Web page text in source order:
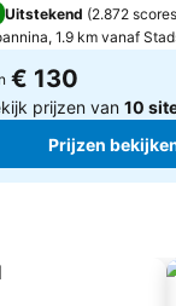
Uitstekend (2.872 scores
1.9 km vanaf
€ 130
prijzen van 10
Prijzen